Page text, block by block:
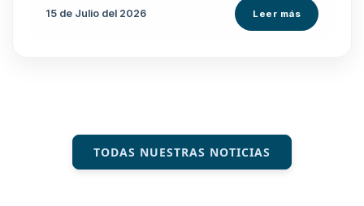
15 de Julio del 2026 Leer más
TODAS NUESTRAS NOTICIAS